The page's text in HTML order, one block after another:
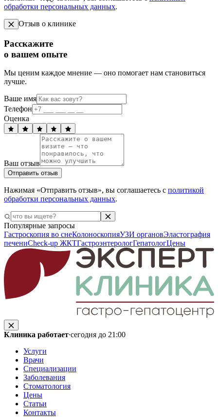
обработки персональных данных.
Отзыв о клинике
Расскажите
о вашем опыте
Мы ценим каждое мнение — оно помогает нам становиться
лучше.
Ваше имя
Телефон
Оценка
Ваш отзыв
Отправить отзыв
Нажимая «Отправить отзыв», вы соглашаетесь с политикой
обработки персональных данных.
Популярные запросы
Гастроскопия во снеКолоноскопияУЗИ органовЭластография
печениCheck-up ЖКТГастроэнтерологГепатологЦены
Клиника работает·сегодня до 21:00
Услуги
Врачи
Специализации
Заболевания
Стоматология
Цены
Статьи
Контакты